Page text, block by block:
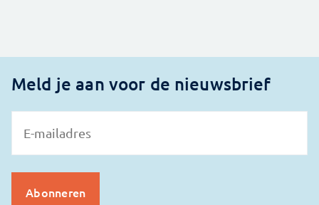
Meld je aan voor de nieuwsbrief